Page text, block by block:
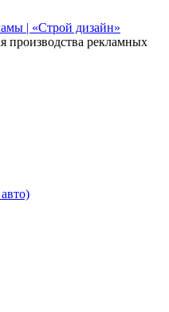
производства рекламных